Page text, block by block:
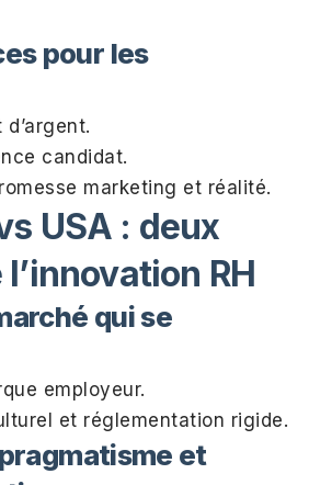
pour les
candidat.
marketing et réalité.
USA : deux
RH
qui se
employeur.
et réglementation rigide.
et